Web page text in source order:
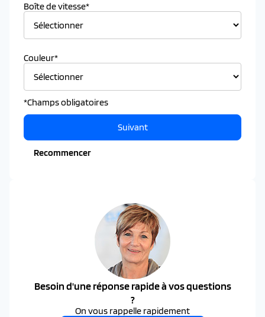
Boîte de vitesse*
Couleur*
*Champs obligatoires
Recommencer
Suivant
Besoin d'une réponse rapide à vos questions
?
On vous rappelle rapidement